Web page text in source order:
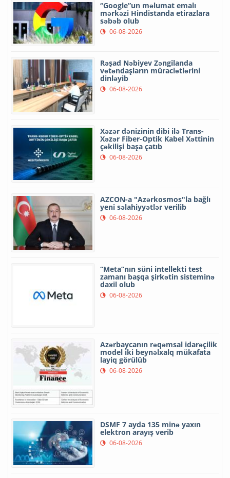
“Google”un məlumat emalı
mərkəzi Hindistanda etirazlara
səbəb olub
06-08-2026
Rəşad Nəbiyev Zəngilanda
vətəndaşların müraciətlərini
dinləyib
06-08-2026
Xəzər dənizinin dibi ilə Trans-
Xəzər Fiber-Optik Kabel Xəttinin
çəkilişi başa çatıb
06-08-2026
AZCON-a "Azərkosmos"la bağlı
yeni səlahiyyətlər verilib
06-08-2026
“Meta”nın süni intellekti test
zamanı başqa şirkətin sisteminə
daxil olub
06-08-2026
Azərbaycanın rəqəmsal idarəçilik
model iki beynəlxalq mükafata
layiq görülüb
06-08-2026
DSMF 7 ayda 135 minə yaxın
elektron arayış verib
06-08-2026